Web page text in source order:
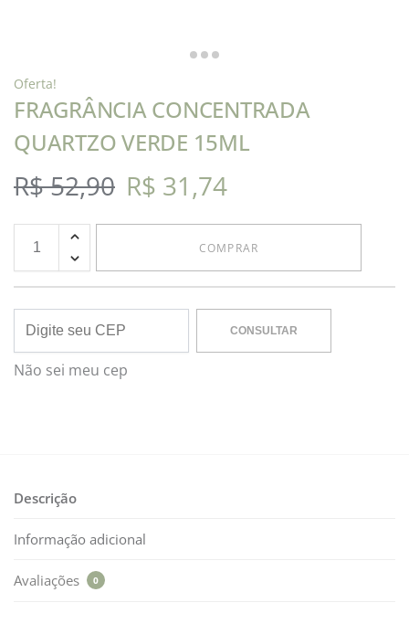
Oferta!
FRAGRÂNCIA CONCENTRADA
QUARTZO VERDE 15ML
R$52,90 R$ 31,74
COMPRAR
CONSULTAR
Não sei meu cep
Descrição
Informação adicional
Avaliações 0